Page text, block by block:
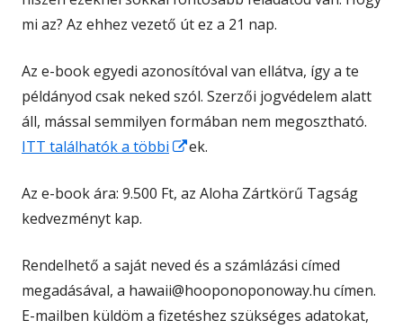
mi az? Az ehhez vezető út ez a 21 nap.
Az e-book egyedi azonosítóval van ellátva, így a te
példányod csak neked szól. Szerzői jogvédelem alatt
áll, mással semmilyen formában nem megosztható.
ITT találhatók a többi
Opens
a
ek.
Az e-book ára: 9.500 Ft, az Aloha Zártkörű Tagság
kedvezményt kap.
Rendelhető a saját neved és a számlázási címed
megadásával, a hawaii@hooponoponoway.hu címen.
E-mailben küldöm a fizetéshez szükséges adatokat,